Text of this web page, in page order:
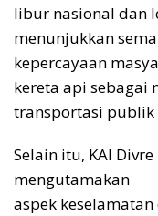
libur nasional dan
menunjukkan
kepercayaan
kereta api sebagai
transportasi publik
Selain itu, KAI
mengutamakan
aspek